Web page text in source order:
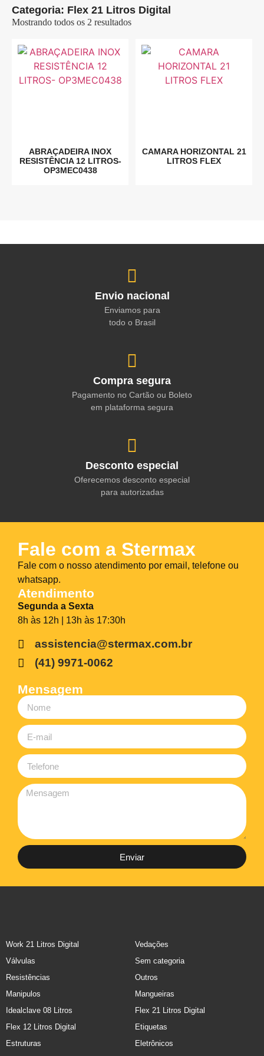
Categoria: Flex 21 Litros Digital
Mostrando todos os 2 resultados
ABRAÇADEIRA INOX
RESISTÊNCIA 12 LITROS-
OP3MEC0438
CAMARA HORIZONTAL 21
LITROS FLEX
Envio nacional
Enviamos para
todo o Brasil
Compra segura
Pagamento no Cartão ou Boleto
em plataforma segura
Desconto especial
Oferecemos desconto especial
para autorizadas
Fale com a Stermax
Fale com o nosso atendimento por email, telefone ou
whatsapp.
Atendimento
Segunda a Sexta
8h às 12h | 13h às 17:30h
assistencia@stermax.com.br
(41) 9971-0062
Mensagem
Enviar
Work 21 Litros Digital
Vedações
Válvulas
Sem categoria
Resistências
Outros
Manipulos
Mangueiras
Idealclave 08 Litros
Flex 21 Litros Digital
Flex 12 Litros Digital
Etiquetas
Estruturas
Eletrônicos